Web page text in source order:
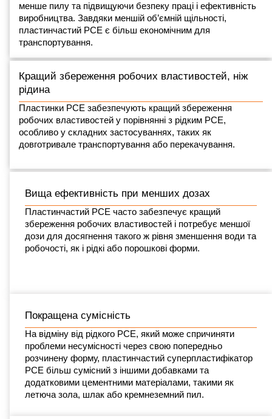
менше пилу та підвищуючи безпеку праці і ефективність
виробництва. Завдяки меншій об’ємній щільності,
пластинчастий PCE є більш економічним для
транспортування.
Кращий збереження робочих властивостей, ніж
рідина
Пластинки PCE забезпечують кращий збереження
робочих властивостей у порівнянні з рідким PCE,
особливо у складних застосуваннях, таких як
довготривале транспортування або перекачування.
Вища ефективність при менших дозах
Пластинчастий PCE часто забезпечує кращий
збереження робочих властивостей і потребує меншої
дози для досягнення такого ж рівня зменшення води та
робочості, як і рідкі або порошкові форми.
Покращена сумісність
На відміну від рідкого PCE, який може спричиняти
проблеми несумісності через свою попередньо
розчинену форму, пластинчастий суперпластифікатор
PCE більш сумісний з іншими добавками та
додатковими цементними матеріалами, такими як
летюча зола, шлак або кремнеземний пил.